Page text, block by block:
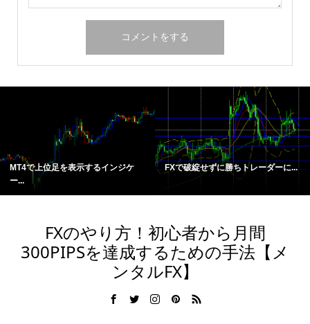
MT4で上位足を表示するインジケ
ー...
FXで破綻せずに勝ちトレーダーに...
FXのやり方！初心者から月間
300PIPSを達成するための手法【メ
ンタルFX】